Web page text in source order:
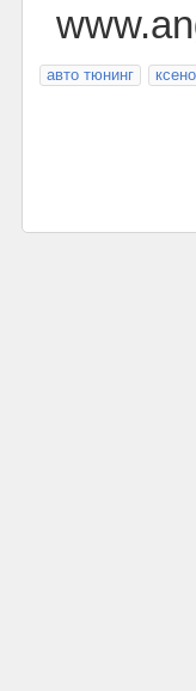
авто тюнинг